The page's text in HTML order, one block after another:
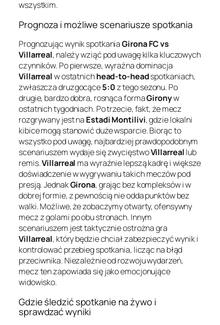
wszystkim.
Prognoza i możliwe scenariusze spotkania
Prognozując wynik spotkaniaGirona FC vs
Villarreal, należy wziąć pod uwagę kilka kluczowych
czynników. Po pierwsze, wyraźna dominacja
Villarrealw ostatnichhead-to-headspotkaniach,
zwłaszcza druzgocące5:0z tego sezonu. Po
drugie, bardzo dobra, rosnąca formaGironyw
ostatnich tygodniach. Po trzecie, fakt, że mecz
rozgrywany jest na Estadi Montilivi, gdzie lokalni
kibice mogą stanowić duże wsparcie. Biorąc to
wszystko pod uwagę, najbardziej prawdopodobnym
scenariuszem wydaje się zwycięstwoVillarreallub
remis.Villarreal ma wyraźnie lepszą kadrę i większe
doświadczenie w wygrywaniu takich meczów pod
presją. JednakGirona, grając bez kompleksów i w
dobrej formie, z pewnością nie odda punktów bez
walki. Możliwe, że zobaczymy otwarty, ofensywny
mecz z golami po obu stronach. Innym
scenariuszem jest taktycznie ostrożna gra
Villarreal, który będzie chciał zabezpieczyć wynik i
kontrolować przebieg spotkania, licząc na błąd
przeciwnika. Niezależnie od rozwoju wydarzeń,
mecz ten zapowiada się jako emocjonujące
widowisko.
Gdzie śledzić spotkanie na żywo i
sprawdzać wyniki